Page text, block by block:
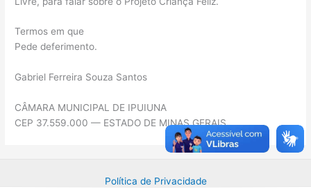
Termos em que
Pede deferimento.
Gabriel Ferreira Souza Santos
CÂMARA MUNICIPAL DE IPUIUNA
CEP 37.559.000 — ESTADO DE MINAS GERAIS
Política de Privacidade